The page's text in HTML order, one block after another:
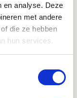
en analyse. Deze
met andere
die ze hebben
hun services.
voor vragen